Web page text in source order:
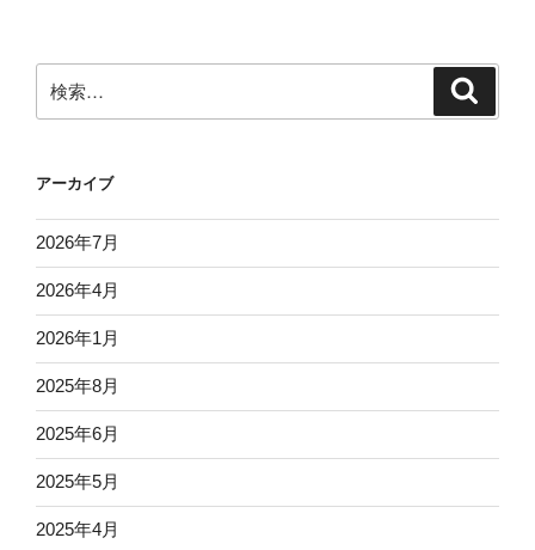
ン
索:
アーカイブ
2026年7月
2026年4月
2026年1月
2025年8月
2025年6月
2025年5月
2025年4月